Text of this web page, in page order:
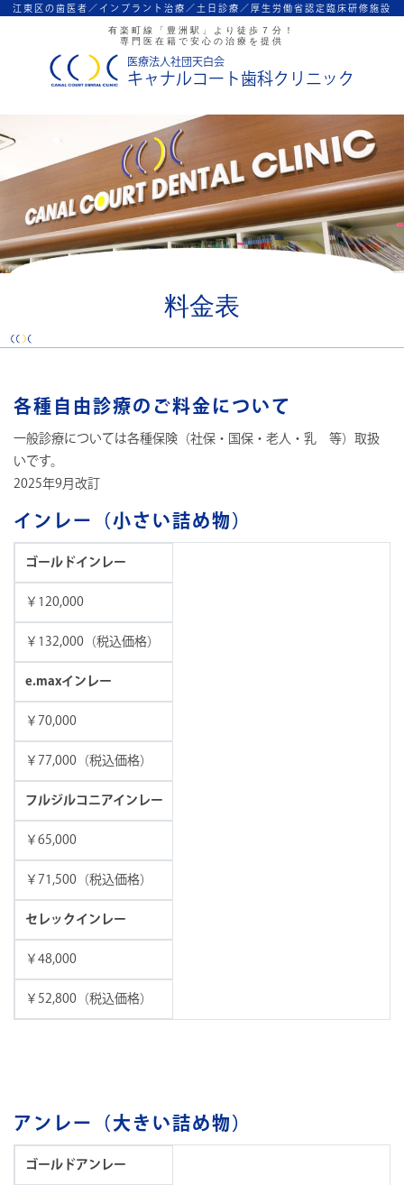
江東区の歯医者／インプラント治療／ 土日診療／厚生労働省認定臨床研修施設
有楽町線「豊洲駅」より徒歩７分！
専門医在籍で安心の治療を提供
医療法人社団天白会
キャナルコート歯科クリニック
料金表
各種自由診療のご料金について
一般診療については各種保険（社保・国保・老人・乳 等）取扱
いです。
2025年9月改訂
インレー（小さい詰め物）
ゴールドインレー
￥120,000
￥132,000（税込価格）
e.maxインレー
￥70,000
￥77,000（税込価格）
フルジルコニアインレー
￥65,000
￥71,500（税込価格）
セレックインレー
￥48,000
￥52,800（税込価格）
アンレー（大きい詰め物）
ゴールドアンレー